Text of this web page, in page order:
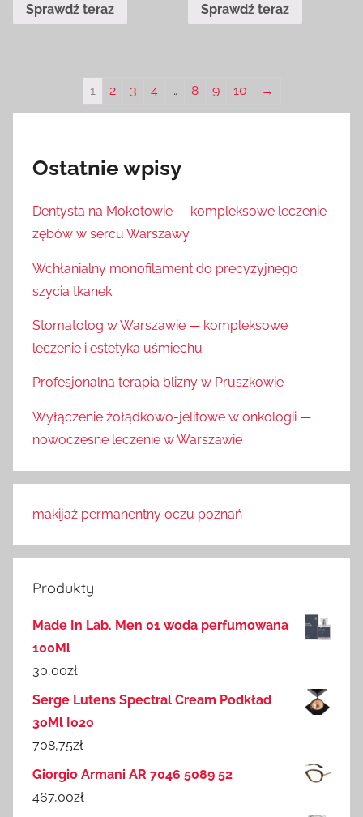
Sprawdź teraz Sprawdź teraz
1 2 3 4 … 8 9 10 →
Ostatnie wpisy
Dentysta na Mokotowie — kompleksowe leczenie
zębów w sercu Warszawy
Wchłanialny monofilament do precyzyjnego
szycia tkanek
Stomatolog w Warszawie — kompleksowe
leczenie i estetyka uśmiechu
Profesjonalna terapia blizny w Pruszkowie
Wyłączenie żołądkowo-jelitowe w onkologii —
nowoczesne leczenie w Warszawie
makijaż permanentny oczu poznań
Produkty
Made In Lab. Men 01 woda perfumowana
100Ml
30,00zł
Serge Lutens Spectral Cream Podkład
30Ml I020
708,75zł
Giorgio Armani AR 7046 5089 52
467,00zł